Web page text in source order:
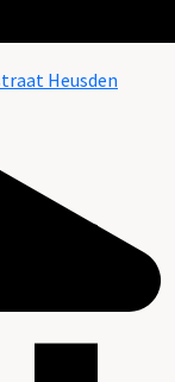
Heusden